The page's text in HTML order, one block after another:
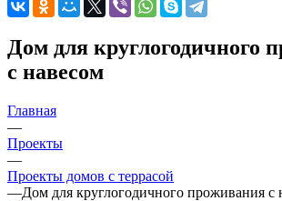
Дом для круглогодичного
с навесом
Главная
—
Проекты
—
Проекты домов с террасой
—Дом для круглогодичного проживания с